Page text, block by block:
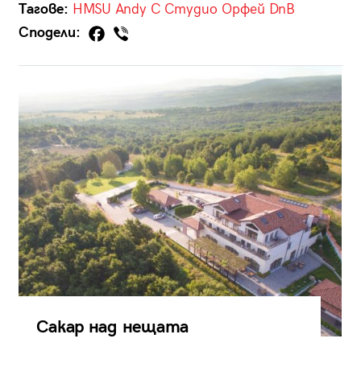
Тагове: HMSU Andy C Студио Орфей DnB
Сподели:
Сакар над нещата